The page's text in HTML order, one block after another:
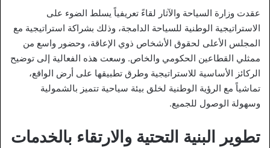
عقدت وزارة السياحة والآثار لقاءً تعريفياً يسلط الضوء على
الاستراتيجية الوطنية للسياحة الدامجة، وذلك بشراكة استراتيجية مع
المجلس الأعلى لحقوق الأشخاص ذوي الإعاقة، وحضور واسع من
ممثلي القطاعين الحكومي والخاص. وسعت هذه الفعالية إلى توضيح
الركائز الأساسية للاستراتيجية وطرق تطبيقها على أرض الواقع،
تماشياً مع الرؤية الوطنية لخلق بيئة سياحية تتميز بالشمولية
وسهولة الوصول للجميع.
تطوير البنية التحتية والارتقاء بالخدمات